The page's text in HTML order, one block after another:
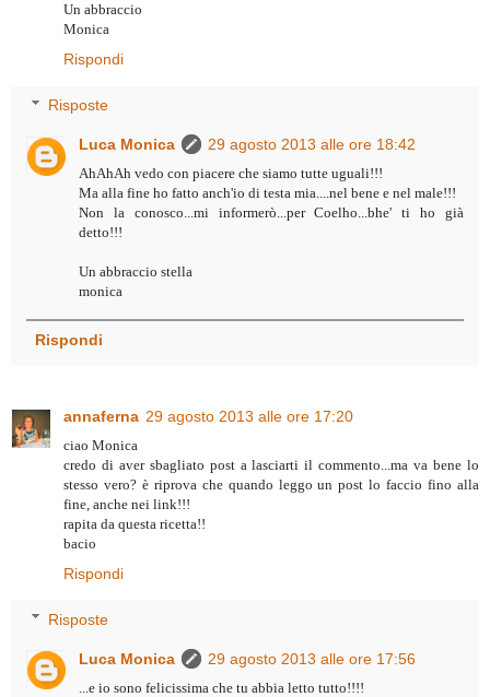
Un abbraccio
Monica
Rispondi
Risposte
Luca Monica 29 agosto 2013 alle ore 18:42
AhAhAh vedo con piacere che siamo tutte uguali!!!
Ma alla fine ho fatto anch'io di testa mia....nel bene e nel male!!!
Non la conosco...mi informerò...per Coelho...bhe' ti ho già
detto!!!
Un abbraccio stella
monica
Rispondi
annaferna 29 agosto 2013 alle ore 17:20
ciao Monica
credo di aver sbagliato post a lasciarti il commento...ma va bene lo
stesso vero? è riprova che quando leggo un post lo faccio fino alla
fine, anche nei link!!!
rapita da questa ricetta!!
bacio
Rispondi
Risposte
Luca Monica 29 agosto 2013 alle ore 17:56
...e io sono felicissima che tu abbia letto tutto!!!!